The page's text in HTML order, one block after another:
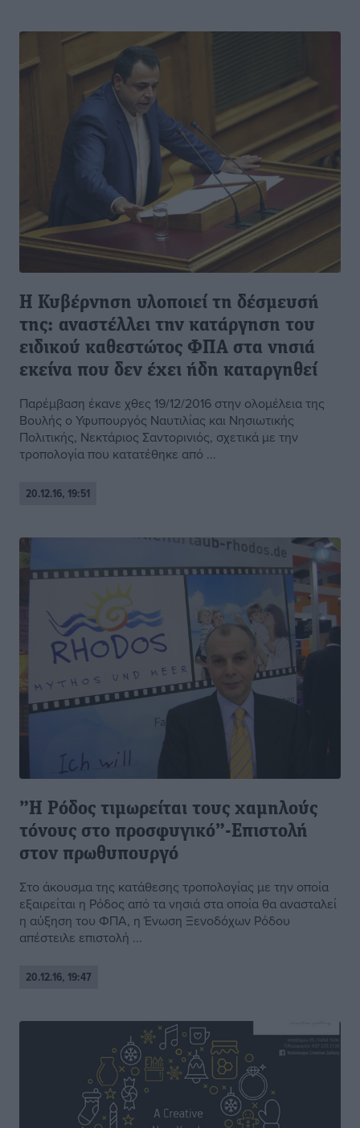
Η Κυβέρνηση υλοποιεί τη δέσμευσή
της: αναστέλλει την κατάργηση του
ειδικού καθεστώτος ΦΠΑ στα νησιά
εκείνα που δεν έχει ήδη καταργηθεί
Παρέμβαση έκανε χθες 19/12/2016 στην ολομέλεια της
Βουλής o Υφυπουργός Ναυτιλίας και Νησιωτικής
Πολιτικής, Νεκτάριος Σαντορινιός, σχετικά με την
τροπολογία που κατατέθηκε από ...
20.12.16, 19:51
”Η Ρόδος τιμωρείται τους χαμηλούς
τόνους στο προσφυγικό”-Επιστολή
στον πρωθυπουργό
Στο άκουσμα της κατάθεσης τροπολογίας με την οποία
εξαιρείται η Ρόδος από τα νησιά στα οποία θα ανασταλεί
η αύξηση του ΦΠΑ, η Ένωση Ξενοδόχων Ρόδου
απέστειλε επιστολή ...
20.12.16, 19:47